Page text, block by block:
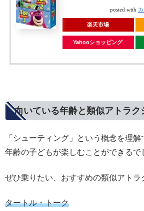
posted with
楽天市場
Yahooショッピング
向いている年齢と類似アトラク
「シューティング」という概念を理
年齢の子どもが楽しむことができるで
ぜひ乗りたい、おすすめの類似アトラ
タートル・トーク